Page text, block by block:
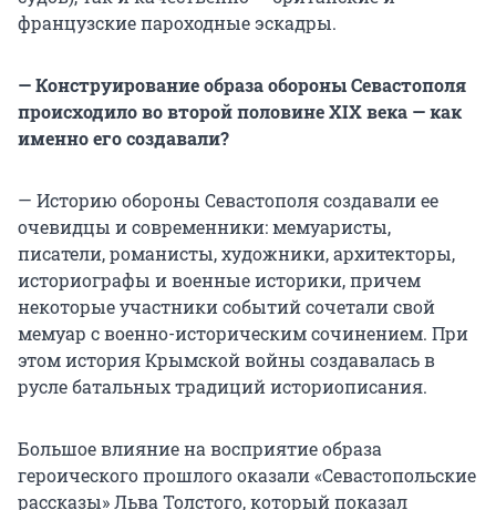
французские пароходные эскадры.
— Конструирование образа обороны Севастополя
происходило во второй половине XIX века — как
именно его создавали?
— Историю обороны Севастополя создавали ее
очевидцы и современники: мемуаристы,
писатели, романисты, художники, архитекторы,
историографы и военные историки, причем
некоторые участники событий сочетали свой
мемуар с военно-историческим сочинением. При
этом история Крымской войны создавалась в
русле батальных традиций историописания.
Большое влияние на восприятие образа
героического прошлого оказали «Севастопольские
рассказы» Льва Толстого, который показал